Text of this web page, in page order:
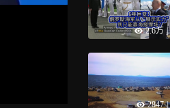
2.6万 |
2847 |